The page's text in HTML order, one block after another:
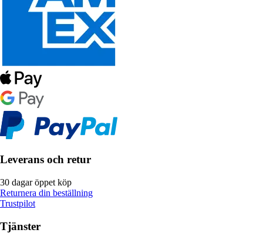
Leverans och retur
30 dagar öppet köp
Returnera din beställning
Trustpilot
Tjänster